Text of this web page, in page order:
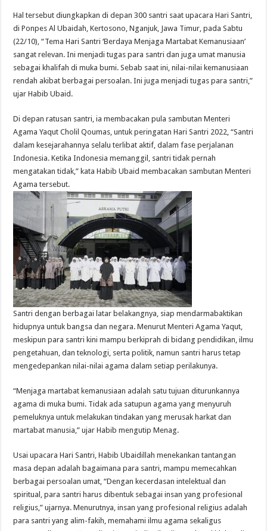
Hal tersebut diungkapkan di depan 300 santri saat upacara Hari Santri,
di Ponpes Al Ubaidah, Kertosono, Nganjuk, Jawa Timur, pada Sabtu
(22/10), “Tema Hari Santri ‘Berdaya Menjaga Martabat Kemanusiaan’
sangat relevan. Ini menjadi tugas para santri dan juga umat manusia
sebagai khalifah di muka bumi. Sebab saat ini, nilai-nilai kemanusiaan
rendah akibat berbagai persoalan. Ini juga menjadi tugas para santri,”
ujar Habib Ubaid.
Di depan ratusan santri, ia membacakan pula sambutan Menteri
Agama Yaqut Cholil Qoumas, untuk peringatan Hari Santri 2022, “Santri
dalam kesejarahannya selalu terlibat aktif, dalam fase perjalanan
Indonesia. Ketika Indonesia memanggil, santri tidak pernah
mengatakan tidak,” kata Habib Ubaid membacakan sambutan Menteri
Agama tersebut.
Santri dengan berbagai latar belakangnya, siap mendarmabaktikan
hidupnya untuk bangsa dan negara. Menurut Menteri Agama Yaqut,
meskipun para santri kini mampu berkiprah di bidang pendidikan, ilmu
pengetahuan, dan teknologi, serta politik, namun santri harus tetap
mengedepankan nilai-nilai agama dalam setiap perilakunya.
“Menjaga martabat kemanusiaan adalah satu tujuan diturunkannya
agama di muka bumi. Tidak ada satupun agama yang menyuruh
pemeluknya untuk melakukan tindakan yang merusak harkat dan
martabat manusia,” ujar Habib mengutip Menag.
Usai upacara Hari Santri, Habib Ubaidillah menekankan tantangan
masa depan adalah bagaimana para santri, mampu memecahkan
berbagai persoalan umat, “Dengan kecerdasan intelektual dan
spiritual, para santri harus dibentuk sebagai insan yang profesional
religius,” ujarnya. Menurutnya, insan yang profesional religius adalah
para santri yang alim-fakih, memahami ilmu agama sekaligus